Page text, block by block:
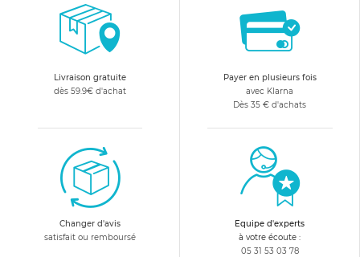
Livraison gratuite
dès 59.9€ d'achat
Payer en plusieurs fois
avec Klarna
Dès 35 € d'achats
Changer d'avis
satisfait ou remboursé
Equipe d'experts
à votre écoute :
05 31 53 03 78